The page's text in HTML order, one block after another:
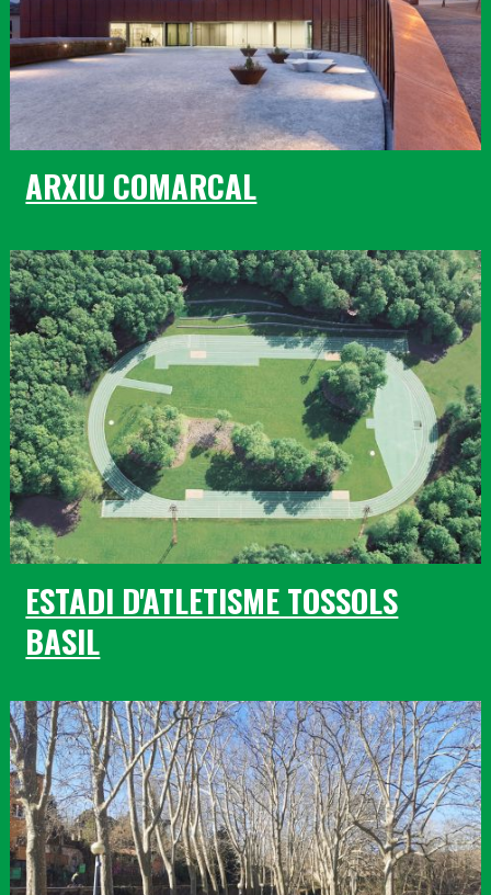
ARXIU COMARCAL
ESTADI D'ATLETISME TOSSOLS
BASIL